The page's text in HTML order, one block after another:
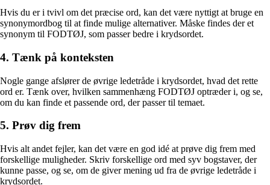
Hvis du er i tvivl om det præcise ord, kan det være nyttigt at bruge en
synonymordbog til at finde mulige alternativer. Måske findes der et
synonym til FODTØJ, som passer bedre i krydsordet.
4. Tænk på konteksten
Nogle gange afslører de øvrige ledetråde i krydsordet, hvad det rette
ord er. Tænk over, hvilken sammenhæng FODTØJ optræder i, og se,
om du kan finde et passende ord, der passer til temaet.
5. Prøv dig frem
Hvis alt andet fejler, kan det være en god idé at prøve dig frem med
forskellige muligheder. Skriv forskellige ord med syv bogstaver, der
kunne passe, og se, om de giver mening ud fra de øvrige ledetråde i
krydsordet.